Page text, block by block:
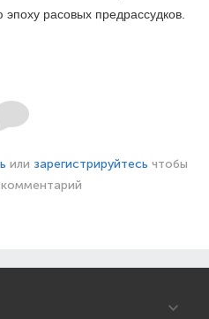
расовых предрассудков.
или зарегистрируйтесь чтобы